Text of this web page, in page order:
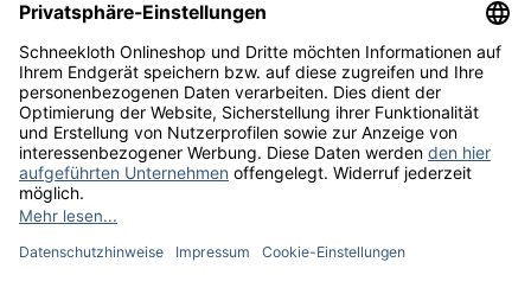
Informationen
Weinkategorien
Internationaler Wein
* Alle Preise inkl. gesetzl. Mehrwertsteuer zzgl.
anders angegeben. Bioprodukte im Bio-Kontrollverfahren